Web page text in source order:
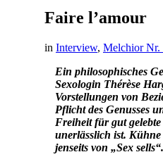
Faire l’amour
in Interview, Melchior Nr.
Ein philosophisches
Sexologin Thérèse
Vorstellungen von
Pflicht des Genusses
Freiheit für gut
unerlässlich ist. Kühne
jenseits von „Sex sells“.